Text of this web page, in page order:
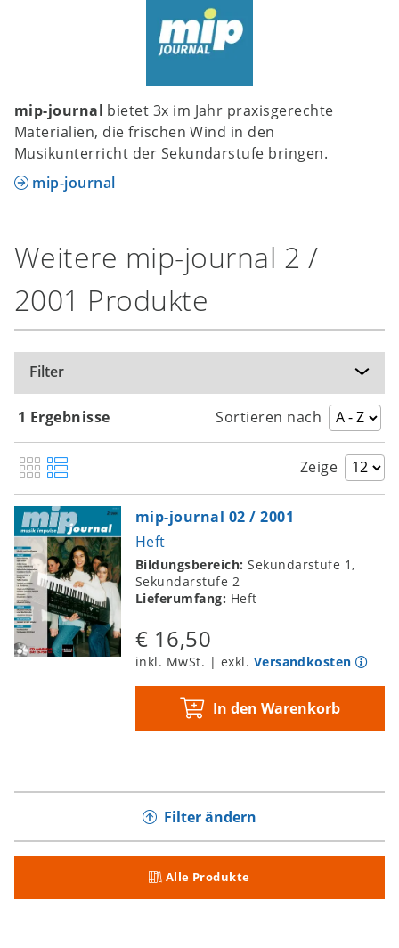
mip-journal bietet 3x im Jahr praxisgerechte
Materialien, die frischen Wind in den
Musikunterricht der Sekundarstufe bringen.
mip-journal
Weitere mip-journal 2 /
2001 Produkte
Filter
1 Ergebnisse Sortieren nach
Zeige
mip-journal 02 / 2001
Heft
Bildungsbereich:Sekundarstufe 1,
Sekundarstufe 2
Lieferumfang: Heft
€ 16,50
inkl. MwSt. | exkl. Versandkosten
In den Warenkorb
Filter ändern
Alle Produkte